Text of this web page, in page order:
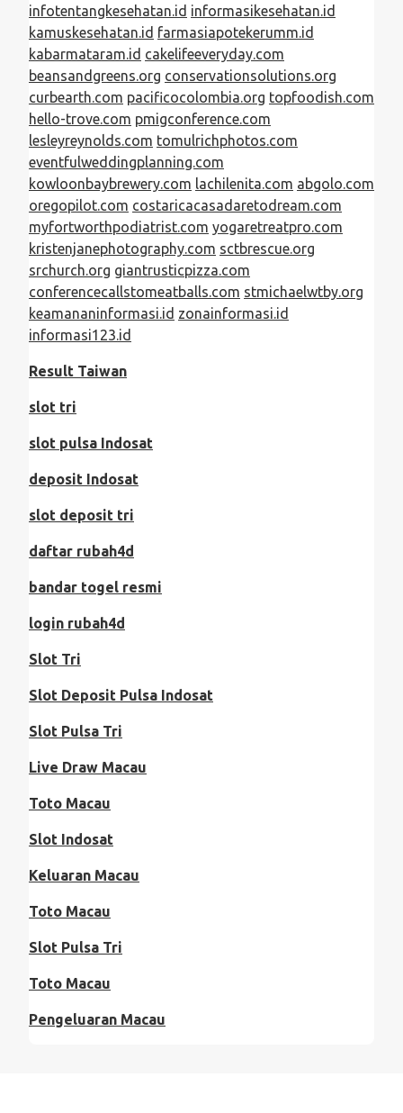
infotentangkesehatan.id informasikesehatan.id
kamuskesehatan.id farmasiapotekerumm.id
kabarmataram.id cakelifeeveryday.com
beansandgreens.org conservationsolutions.org
curbearth.com pacificocolombia.org topfoodish.com
hello-trove.com pmigconference.com
lesleyreynolds.com tomulrichphotos.com
eventfulweddingplanning.com
kowloonbaybrewery.com lachilenita.com abgolo.com
oregopilot.com costaricacasadaretodream.com
myfortworthpodiatrist.com yogaretreatpro.com
kristenjanephotography.com sctbrescue.org
srchurch.org giantrusticpizza.com
conferencecallstomeatballs.com stmichaelwtby.org
keamananinformasi.id zonainformasi.id
informasi123.id
Result Taiwan
slot tri
slot pulsa Indosat
deposit Indosat
slot deposit tri
daftar rubah4d
bandar togel resmi
login rubah4d
Slot Tri
Slot Deposit Pulsa Indosat
Slot Pulsa Tri
Live Draw Macau
Toto Macau
Slot Indosat
Keluaran Macau
Toto Macau
Slot Pulsa Tri
Toto Macau
Pengeluaran Macau